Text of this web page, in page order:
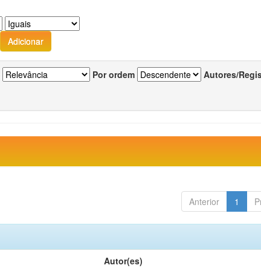
Por ordem Autores/
Anterior 1
Autor(es)